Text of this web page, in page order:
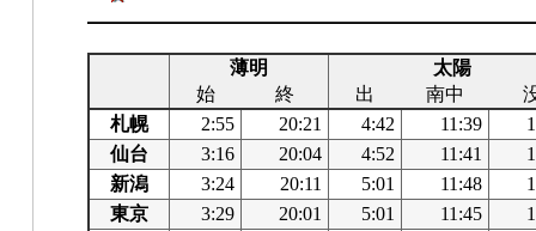
薄明
太陽
始
終 出 南中
札幌
2:55 20:21 4:42 11:39
仙台
3:16 20:04 4:52 11:41
新潟
3:24 20:11 5:01 11:48
東京
3:29 20:01 5:01 11:45